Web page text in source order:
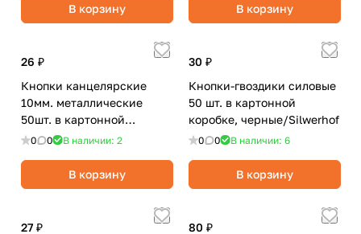
В корзину В корзину
26 ₽
Кнопки канцелярские
10мм. металлические
50шт. в картонной
коробке,
0 0 В наличии: 2
В корзину
30 ₽
Кнопки-гвоздики силовые
50 шт. в картонной
коробке, черные/Silwerhof
0 0 В наличии: 6
В корзину
27 ₽
80 ₽